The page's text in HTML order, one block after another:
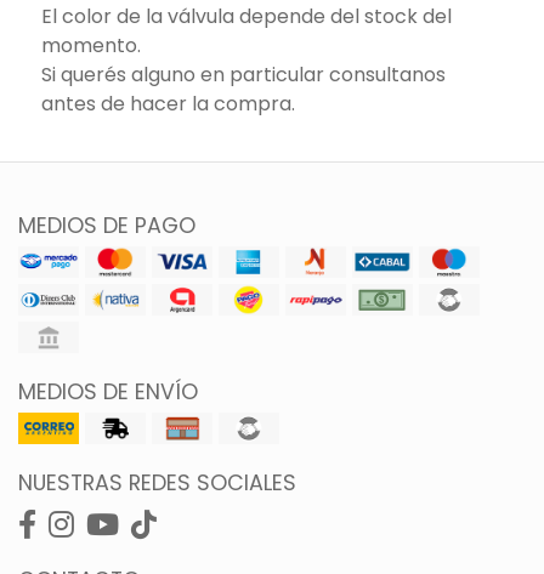
El color de la válvula depende del stock del
momento.
Si querés alguno en particular consultanos
antes de hacer la compra.
MEDIOS DE PAGO
MEDIOS DE ENVÍO
NUESTRAS REDES SOCIALES